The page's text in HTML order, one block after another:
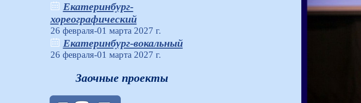
Екатеринбург-
хореографический
26 февраля-01 марта 2027 г.
Екатеринбург-вокальный
26 февраля-01 марта 2027 г.
Заочные проекты